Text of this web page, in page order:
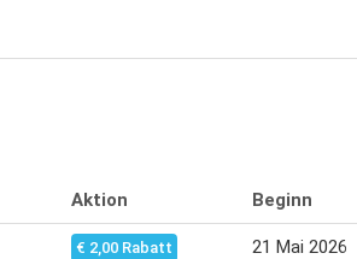
Aktion Beginn
€ 2,00 Rabatt 21 Mai 2026